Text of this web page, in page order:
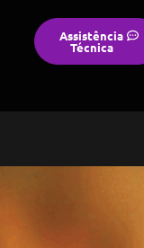
Assistência
Técnica